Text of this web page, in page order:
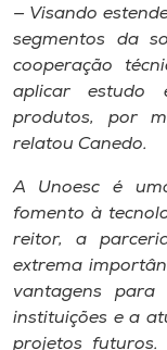
— Visando
segmentos da
cooperação
aplicar estudo
produtos, por
relatou Canedo.
A Unoesc é
fomento à
reitor, a
extrema
vantagens para
instituições e a
projetos